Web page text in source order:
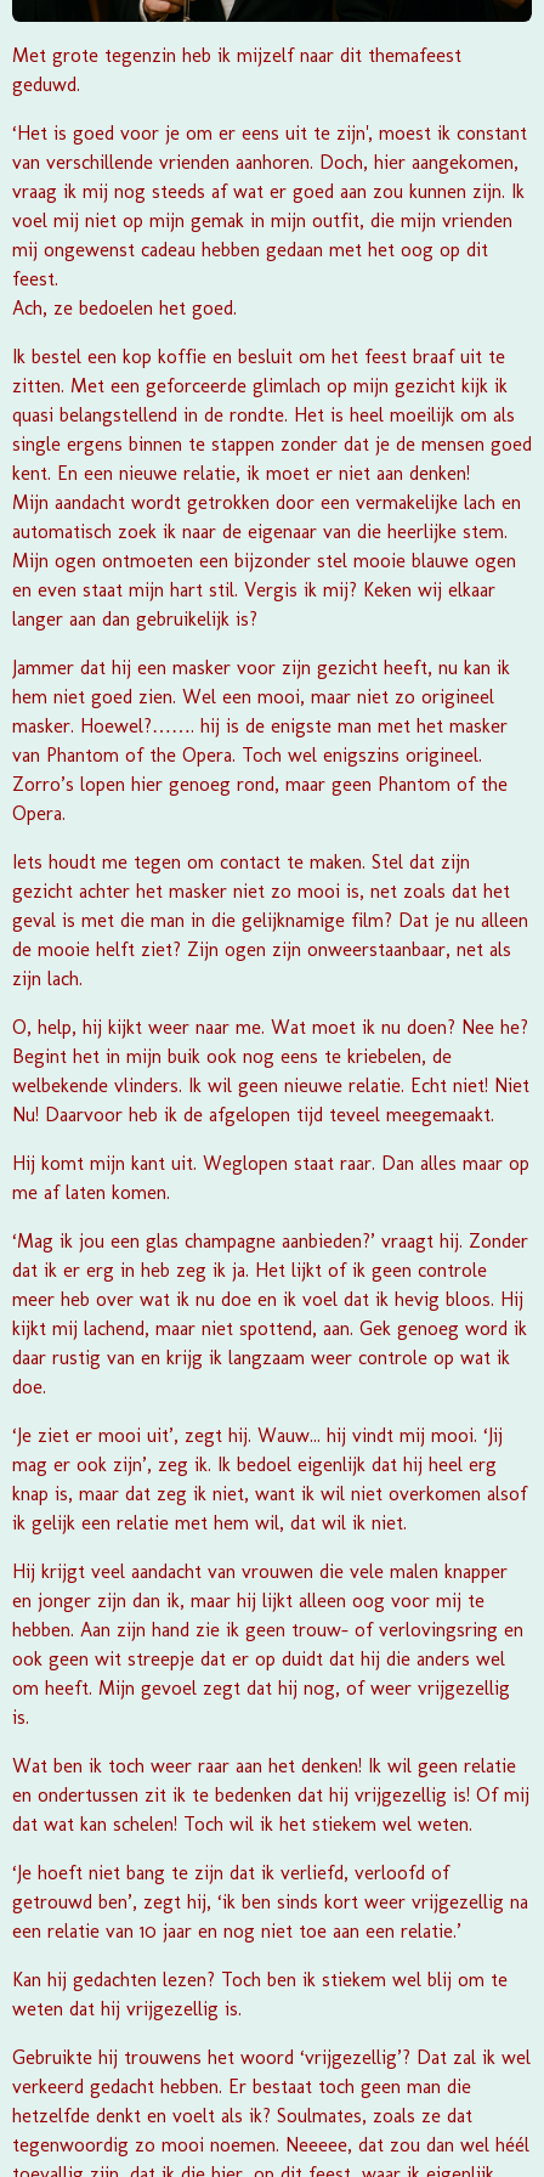
Met grote tegenzin heb ik mijzelf naar dit themafeest
geduwd.
‘Het is goed voor je om er eens uit te zijn', moest ik constant
van verschillende vrienden aanhoren. Doch, hier aangekomen,
vraag ik mij nog steeds af wat er goed aan zou kunnen zijn. Ik
voel mij niet op mijn gemak in mijn outfit, die mijn vrienden
mij ongewenst cadeau hebben gedaan met het oog op dit
feest.
Ach, ze bedoelen het goed.
Ik bestel een kop koffie en besluit om het feest braaf uit te
zitten. Met een geforceerde glimlach op mijn gezicht kijk ik
quasi belangstellend in de rondte. Het is heel moeilijk om als
single ergens binnen te stappen zonder dat je de mensen goed
kent. En een nieuwe relatie, ik moet er niet aan denken!
Mijn aandacht wordt getrokken door een vermakelijke lach en
automatisch zoek ik naar de eigenaar van die heerlijke stem.
Mijn ogen ontmoeten een bijzonder stel mooie blauwe ogen
en even staat mijn hart stil. Vergis ik mij? Keken wij elkaar
langer aan dan gebruikelijk is?
Jammer dat hij een masker voor zijn gezicht heeft, nu kan ik
hem niet goed zien. Wel een mooi, maar niet zo origineel
masker. Hoewel?……. hij is de enigste man met het masker
van Phantom of the Opera. Toch wel enigszins origineel.
Zorro’s lopen hier genoeg rond, maar geen Phantom of the
Opera.
Iets houdt me tegen om contact te maken. Stel dat zijn
gezicht achter het masker niet zo mooi is, net zoals dat het
geval is met die man in die gelijknamige film? Dat je nu alleen
de mooie helft ziet? Zijn ogen zijn onweerstaanbaar, net als
zijn lach.
O, help, hij kijkt weer naar me. Wat moet ik nu doen? Nee he?
Begint het in mijn buik ook nog eens te kriebelen, de
welbekende vlinders. Ik wil geen nieuwe relatie. Echt niet! Niet
Nu! Daarvoor heb ik de afgelopen tijd teveel meegemaakt.
Hij komt mijn kant uit. Weglopen staat raar. Dan alles maar op
me af laten komen.
‘Mag ik jou een glas champagne aanbieden?’ vraagt hij. Zonder
dat ik er erg in heb zeg ik ja. Het lijkt of ik geen controle
meer heb over wat ik nu doe en ik voel dat ik hevig bloos. Hij
kijkt mij lachend, maar niet spottend, aan. Gek genoeg word ik
daar rustig van en krijg ik langzaam weer controle op wat ik
doe.
‘Je ziet er mooi uit’, zegt hij. Wauw... hij vindt mij mooi. ‘Jij
mag er ook zijn’, zeg ik. Ik bedoel eigenlijk dat hij heel erg
knap is, maar dat zeg ik niet, want ik wil niet overkomen alsof
ik gelijk een relatie met hem wil, dat wil ik niet.
Hij krijgt veel aandacht van vrouwen die vele malen knapper
en jonger zijn dan ik, maar hij lijkt alleen oog voor mij te
hebben. Aan zijn hand zie ik geen trouw- of verlovingsring en
ook geen wit streepje dat er op duidt dat hij die anders wel
om heeft. Mijn gevoel zegt dat hij nog, of weer vrijgezellig
is.
Wat ben ik toch weer raar aan het denken! Ik wil geen relatie
en ondertussen zit ik te bedenken dat hij vrijgezellig is! Of mij
dat wat kan schelen! Toch wil ik het stiekem wel weten.
‘Je hoeft niet bang te zijn dat ik verliefd, verloofd of
getrouwd ben’, zegt hij, ‘ik ben sinds kort weer vrijgezellig na
een relatie van 10 jaar en nog niet toe aan een relatie.’
Kan hij gedachten lezen? Toch ben ik stiekem wel blij om te
weten dat hij vrijgezellig is.
Gebruikte hij trouwens het woord ‘vrijgezellig’? Dat zal ik wel
verkeerd gedacht hebben. Er bestaat toch geen man die
hetzelfde denkt en voelt als ik? Soulmates, zoals ze dat
tegenwoordig zo mooi noemen. Neeeee, dat zou dan wel héél